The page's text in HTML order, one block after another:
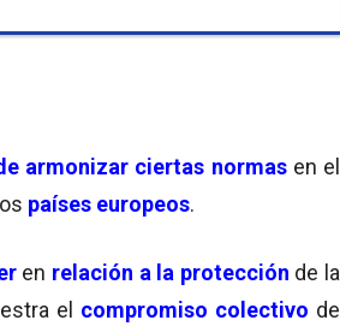
armonizar ciertas normasen el
países europeos.
en relación a la protección de la
el compromiso colectivo de